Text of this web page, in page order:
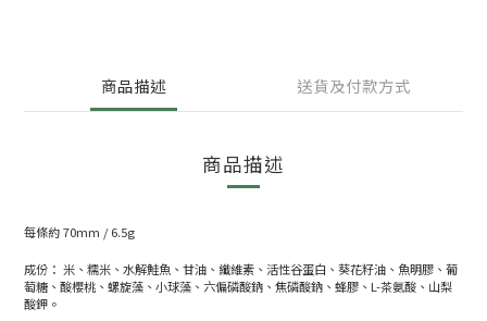
商品描述 送貨及付款方式
商品描述
每條約 70mm / 6.5g
成份： 米、糯米、水解鮭魚、甘油、纖維素、活性谷蛋白、葵花籽油、魚明膠、葡
萄糖、酸櫻桃、螺旋藻、小球藻、六偏磷酸鈉、焦磷酸鈉、蜂膠、L-茶氨酸、山梨
酸鉀。